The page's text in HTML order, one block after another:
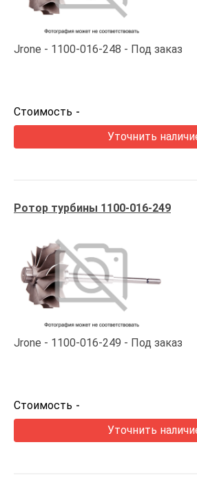
Jrone 1100-016-248 Под заказ
Стоимость -
Уточнить
Ротор турбины 1100-016-249
Jrone 1100-016-249 Под заказ
Стоимость -
Уточнить